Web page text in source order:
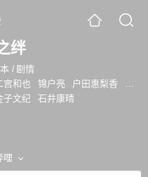
绊
/剧情
宫和也 锦户亮 户田惠梨香
三浦
子文纪 石井康晴
哩